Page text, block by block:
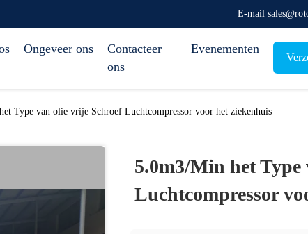
E-mail
Ongeveer ons
Contacteer
ons
Evenementen
Type van olie vrije Schroef Luchtcompressor voor het ziekenhuis
5.0m3/Min het
Luchtcompressor